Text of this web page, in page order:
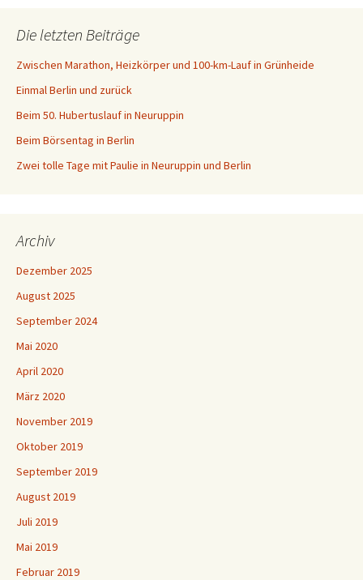
Die letzten Beiträge
Zwischen Marathon, Heizkörper und 100-km-Lauf in Grünheide
Einmal Berlin und zurück
Beim 50. Hubertuslauf in Neuruppin
Beim Börsentag in Berlin
Zwei tolle Tage mit Paulie in Neuruppin und Berlin
Archiv
Dezember 2025
August 2025
September 2024
Mai 2020
April 2020
März 2020
November 2019
Oktober 2019
September 2019
August 2019
Juli 2019
Mai 2019
Februar 2019